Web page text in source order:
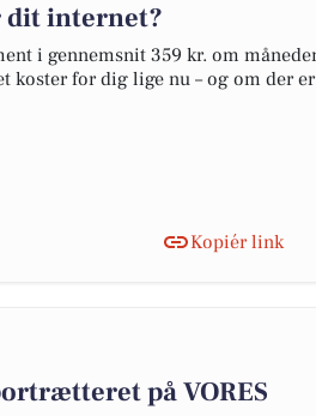
dit internet?
i gennemsnit 359 kr. om
koster for dig lige nu – og om der
Kopiér link
på VORES